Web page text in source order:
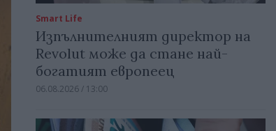
Smart Life
Изпълнителният директор на
Revolut може да стане най-
богатият европеец
06.08.2026 / 13:00